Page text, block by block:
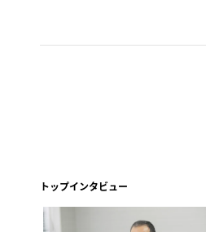
トップインタビュー